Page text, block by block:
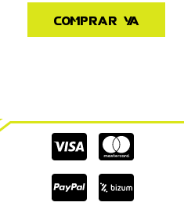
Comprar ya
Cc-
visa
Cc-
Cc-
paypal